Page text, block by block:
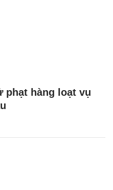
phạt hàng loạt vụ